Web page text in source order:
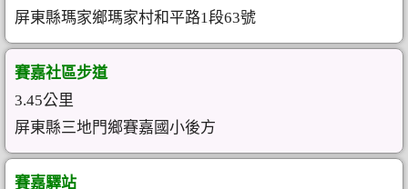
屏東縣瑪家鄉瑪家村和平路1段63號
賽嘉社區步道
3.45公里
屏東縣三地門鄉賽嘉國小後方
賽嘉驛站